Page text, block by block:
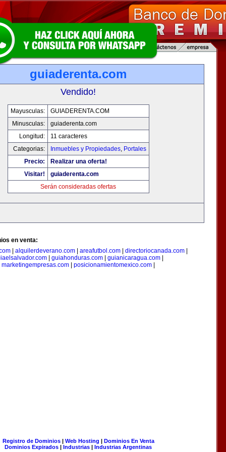
guiaderenta.com
Vendido!
Mayusculas:
GUIADERENTA.COM
Minusculas:
guiaderenta.com
Longitud:
11 caracteres
Categorias:
Inmuebles y Propiedades, Portales
Precio:
Realizar una oferta!
Visitar!
guiaderenta.com
Serán consideradas ofertas
en venta:
alquilerdeverano.com areafutbol.com directoriocanada.com
| guiahonduras.com| guianicaragua.com|
marketingempresas.com
posicionamientomexico.com
Registro de Dominios| Web Hosting | Dominios En Venta
Dominios Expirados | Industrias | Industrias Argentinas